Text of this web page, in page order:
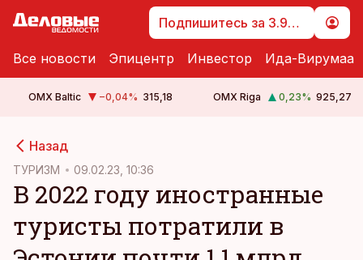
Подпишитесь за 3.99 €
Все новости Эпицентр Инвестор Ида-Вирумаа
OMX Baltic −0,04% 315,18 OMX Riga 0,23% 925,27
Назад
ТУРИЗМ 09.02.23, 10:36
В 2022 году иностранные
туристы потратили в